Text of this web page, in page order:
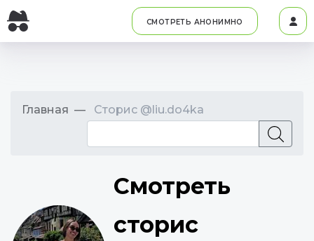
СМОТРЕТЬ АНОНИМНО
Главная Сторис @liu.do4ka
Смотреть
сторис